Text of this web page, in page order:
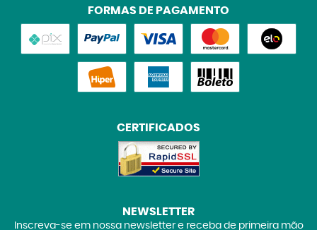
FORMAS DE PAGAMENTO
CERTIFICADOS
NEWSLETTER
Inscreva-se em nossa newsletter e receba de primeira mão